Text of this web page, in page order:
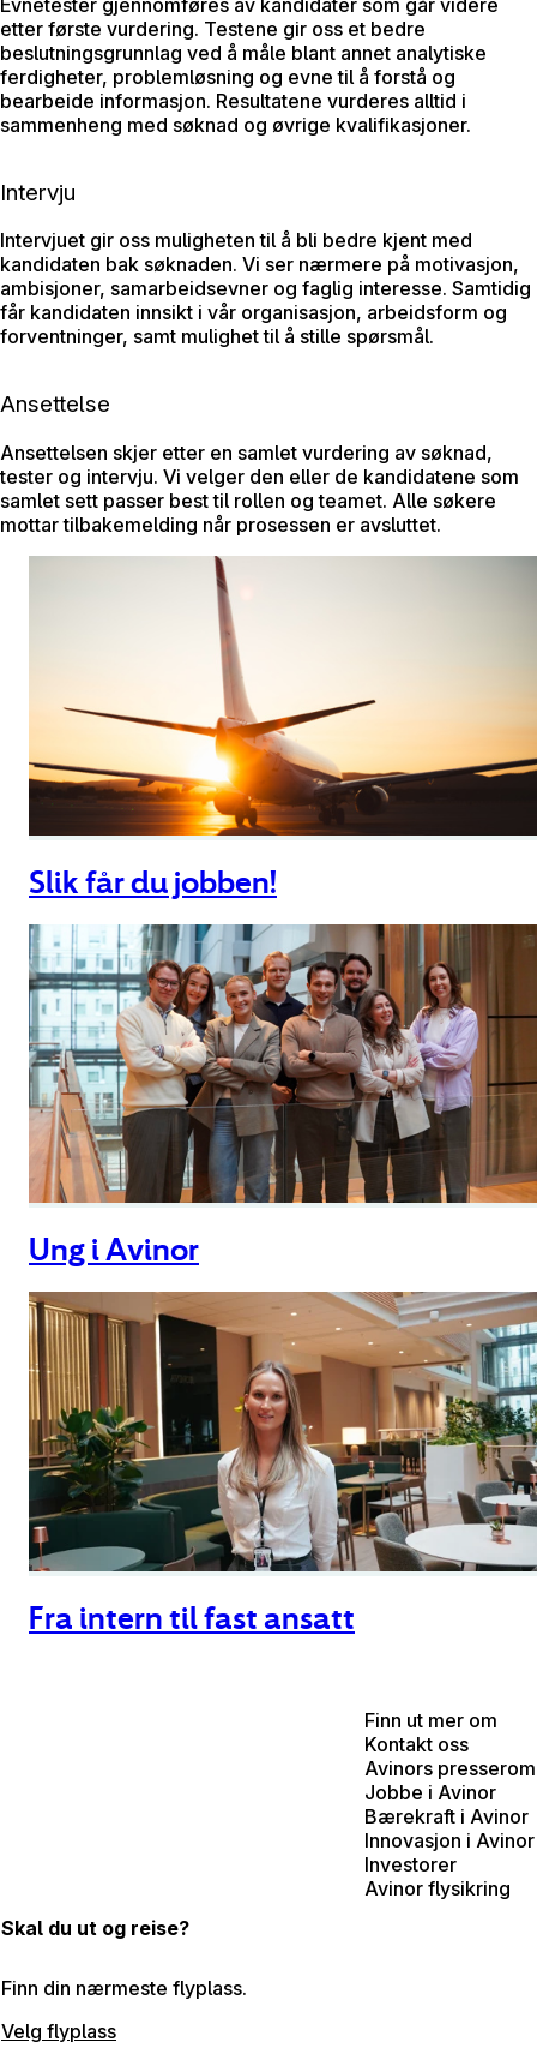
Evnetester gjennomføres av kandidater som går videre
etter første vurdering. Testene gir oss et bedre
beslutningsgrunnlag ved å måle blant annet analytiske
ferdigheter, problemløsning og evne til å forstå og
bearbeide informasjon. Resultatene vurderes alltid i
sammenheng med søknad og øvrige kvalifikasjoner.
Intervju
Intervjuet gir oss muligheten til å bli bedre kjent med
kandidaten bak søknaden. Vi ser nærmere på motivasjon,
ambisjoner, samarbeidsevner og faglig interesse. Samtidig
får kandidaten innsikt i vår organisasjon, arbeidsform og
forventninger, samt mulighet til å stille spørsmål.
Ansettelse
Ansettelsen skjer etter en samlet vurdering av søknad,
tester og intervju. Vi velger den eller de kandidatene som
samlet sett passer best til rollen og teamet. Alle søkere
mottar tilbakemelding når prosessen er avsluttet.
Slik får du jobben!
Ung i Avinor
Fra intern til fast ansatt
Finn ut mer om
Kontakt oss
Avinors presserom
Jobbe i Avinor
Bærekraft i Avinor
Innovasjon i Avinor
Investorer
Avinor flysikring
Skal du ut og reise?
Finn din nærmeste flyplass.
Velg flyplass